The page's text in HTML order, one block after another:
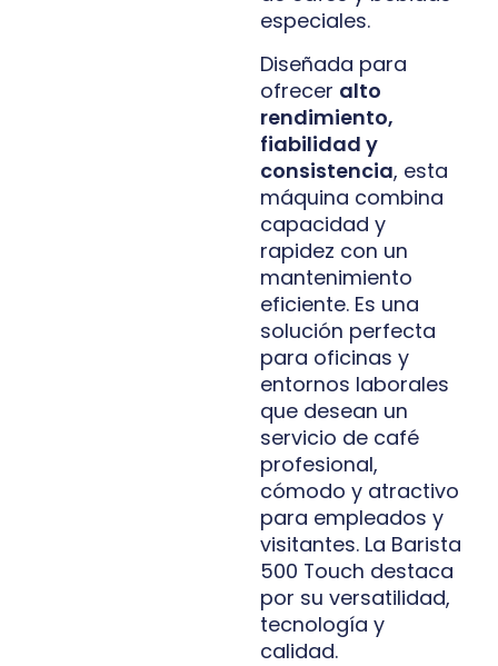
especiales.
Diseñada para
ofrecer alto
rendimiento,
fiabilidad y
consistencia, esta
máquina combina
capacidad y
rapidez con un
mantenimiento
eficiente. Es una
solución perfecta
para oficinas y
entornos laborales
que desean un
servicio de café
profesional,
cómodo y atractivo
para empleados y
visitantes. La Barista
500 Touch destaca
por su versatilidad,
tecnología y
calidad.